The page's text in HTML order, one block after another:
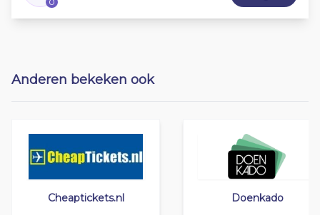
Anderen bekeken ook
Cheaptickets.nl Doenkado